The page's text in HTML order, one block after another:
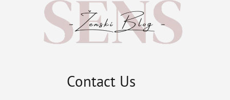
Contact Us